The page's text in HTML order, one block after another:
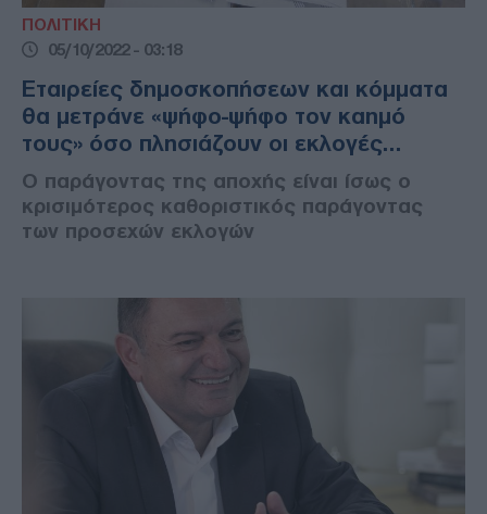
ΠΟΛΙΤΙΚΗ
05/10/2022 - 03:18
Εταιρείες δημοσκοπήσεων και κόμματα
θα μετράνε «ψήφο-ψήφο τον καημό
τους» όσο πλησιάζουν οι εκλογές…
Ο παράγοντας της αποχής είναι ίσως ο
κρισιμότερος καθοριστικός παράγοντας
των προσεχών εκλογών